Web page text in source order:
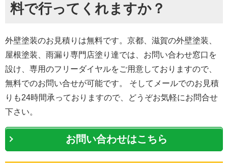
料で行ってくれますか？
外壁塗装のお見積りは無料です。京都、滋賀の外壁塗装、
屋根塗装、雨漏り専門店塗り達では、お問い合わせ窓口を
設け、専用のフリーダイヤルをご用意しておりますので、
無料でのお問い合せが可能です。 そしてメールでのお見積
りも24時間承っておりますので、どうぞお気軽にお問合せ
下さい。
お問い合わせはこちら